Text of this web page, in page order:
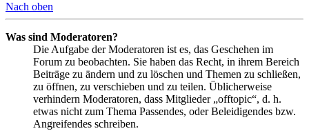
Nach oben
Was sind Moderatoren?
Die Aufgabe der Moderatoren ist es, das Geschehen im
Forum zu beobachten. Sie haben das Recht, in ihrem Bereich
Beiträge zu ändern und zu löschen und Themen zu schließen,
zu öffnen, zu verschieben und zu teilen. Üblicherweise
verhindern Moderatoren, dass Mitglieder „offtopic“, d. h.
etwas nicht zum Thema Passendes, oder Beleidigendes bzw.
Angreifendes schreiben.